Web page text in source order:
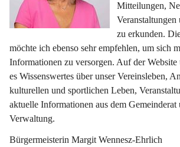
Mitteilungen,
zu erkunden.
möchte ich ebenso sehr empfehlen, um sich
Informationen zu versorgen. Auf der
es Wissenswertes über unser Vereinsleben,
kulturellen und sportlichen Leben,
aktuelle Informationen aus dem Gemeinderat
Verwaltung.
Bürgermeisterin Margit Wennesz-Ehrlich